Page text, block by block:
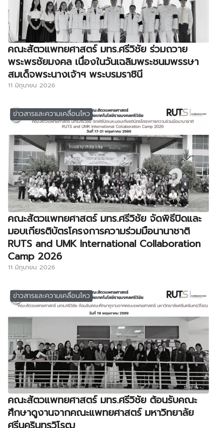
คณะสัตวแพทยศาสตร์ มทร.ศรีวิชัย ร่วมถวาย
พระพรชัยมงคล เนื่องในวันเฉลิมพระชนมพรรษา
สมเด็จพระนางเจ้าฯ พระบรมราชินี
11 มิถุนายน 2026
ข่าวสารและความเคลื่อนไหว
คณะสัตวแพทยศาสตร์ มทร.ศรีวิชัย จัดพิธีปิดและ
มอบเกียรติบัตรโครงการความร่วมมือนานาชาติ
RUTS and UMK International Collaboration
Camp 2026
11 มิถุนายน 2026
ข่าวสารและความเคลื่อนไหว
คณะสัตวแพทยศาสตร์ มทร.ศรีวิชัย ต้อนรับคณะ
ศึกษาดูงานจากคณะแพทยศาสตร์ มหาวิทยาลัย